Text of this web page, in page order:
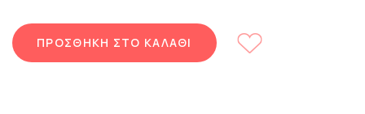
ΠΡΟΣΘΗΚΗ ΣΤΟ ΚΑΛΑΘΙ